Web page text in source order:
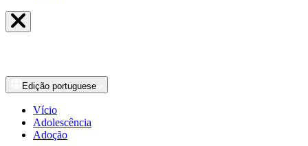
Edição portuguese
Vício
Adolescência
Adoção